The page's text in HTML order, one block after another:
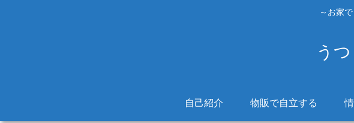
～お家
う
自己紹介 物販で自立する